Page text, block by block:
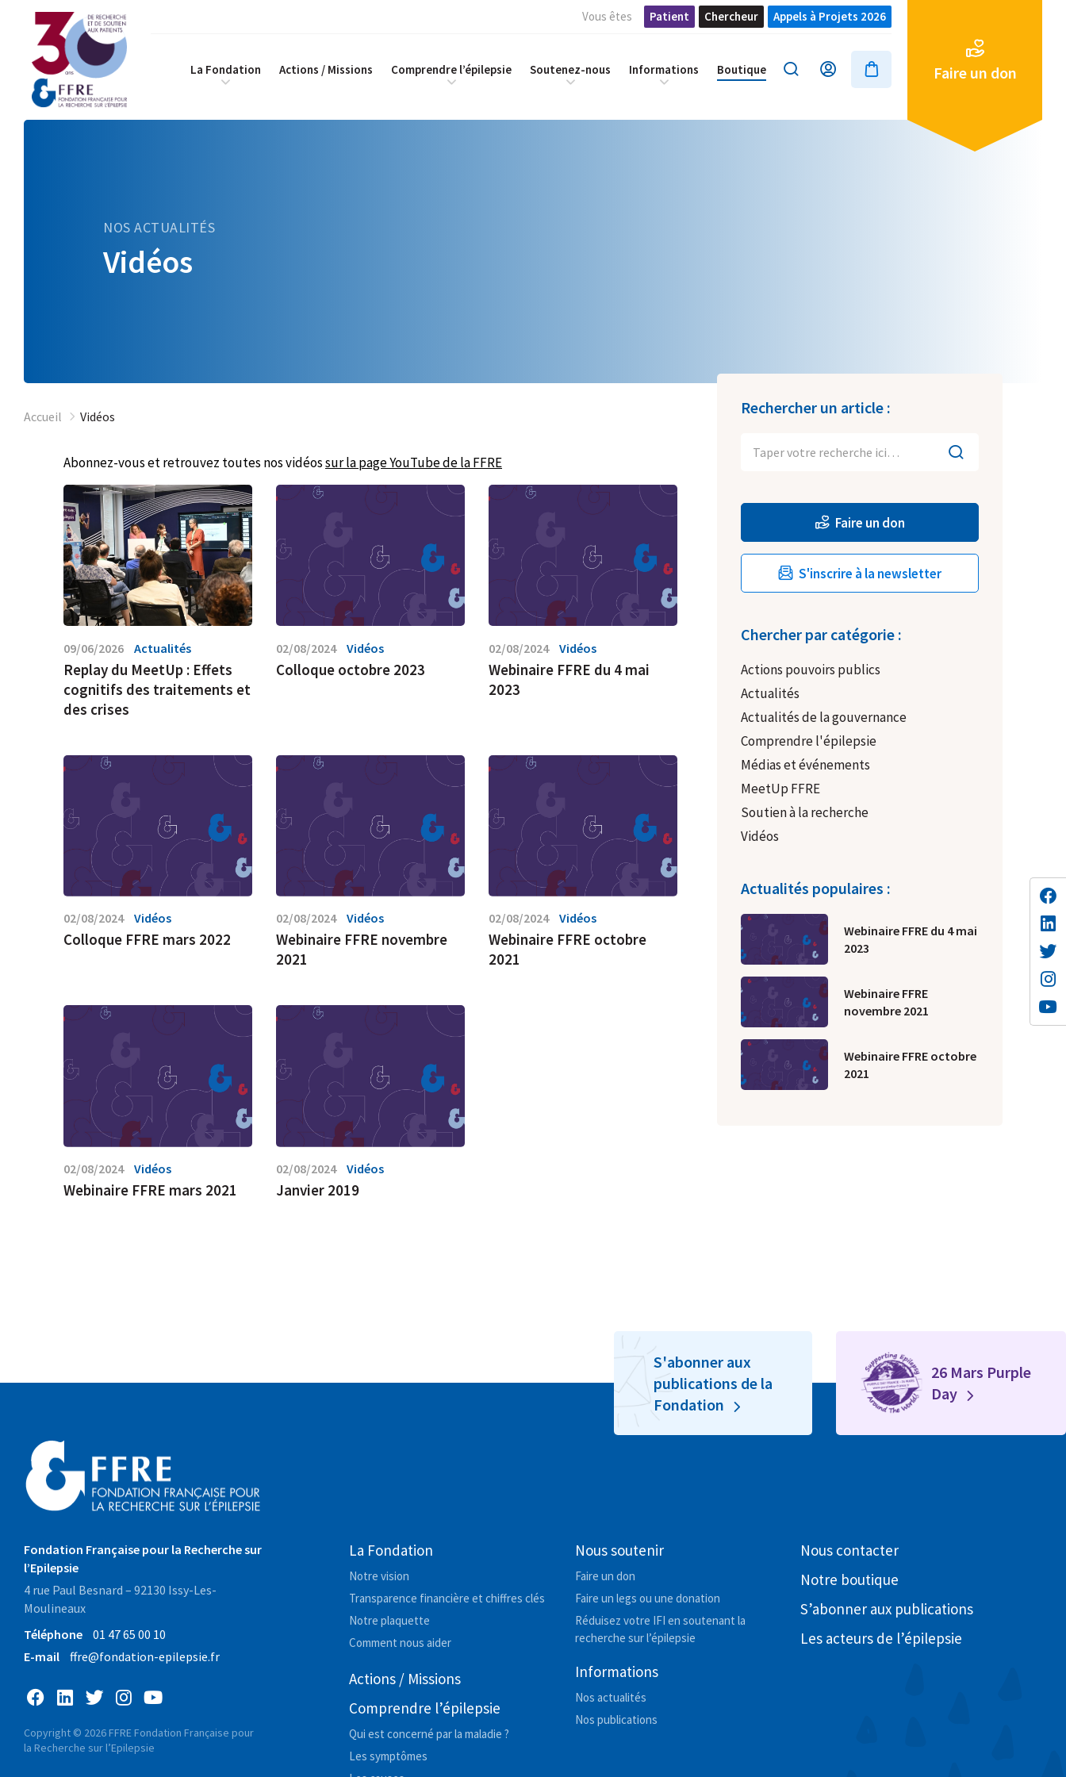
Vous êtes Patient Chercheur Appels à Projets 2026
La Fondation Actions / Missions Comprendre l’épilepsie Soutenez-nous Informations Boutique Faire un don
NOS ACTUALITÉS
Vidéos
Accueil Vidéos
Abonnez-vous et retrouvez toutes nos vidéossur la page YouTube de la FFRE
09/06/2026 Actualités
Replay du MeetUp : Effets
cognitifs des traitements et
des crises
02/08/2024 Vidéos
Colloque octobre 2023
02/08/2024 Vidéos
Webinaire FFRE du 4 mai
2023
02/08/2024 Vidéos
Colloque FFRE mars 2022
02/08/2024 Vidéos
Webinaire FFRE novembre
2021
02/08/2024 Vidéos
Webinaire FFRE octobre
2021
02/08/2024 Vidéos
Webinaire FFRE mars 2021
02/08/2024 Vidéos
Janvier 2019
Rechercher un article :
Faire un don
S'inscrire à la newsletter
Chercher par catégorie :
Actions pouvoirs publics
Actualités
Actualités de la gouvernance
Comprendre l'épilepsie
Médias et événements
MeetUp FFRE
Soutien à la recherche
Vidéos
Actualités populaires :
Webinaire FFRE du 4 mai
2023
Webinaire FFRE
novembre 2021
Webinaire FFRE octobre
2021
S'abonner aux
publications de la
Fondation
26 Mars Purple
Day
Fondation Française pour la Recherche sur
l’Epilepsie
4 rue Paul Besnard – 92130 Issy-Les-
Moulineaux
Téléphone
01 47 65 00 10
E-mail
ffre@fondation-epilepsie.fr
Copyright © 2026 FFRE Fondation Française pour
la Recherche sur l’Epilepsie
La Fondation
Notre vision
Transparence financière et chiffres clés
Notre plaquette
Comment nous aider
Actions / Missions
Comprendre l’épilepsie
Qui est concerné par la maladie ?
Les symptômes
Nous soutenir
Faire un don
Faire un legs ou une donation
Réduisez votre IFI en soutenant la
recherche sur l’épilepsie
Informations
Nos actualités
Nos publications
Nous contacter
Notre boutique
S’abonner aux publications
Les acteurs de l’épilepsie